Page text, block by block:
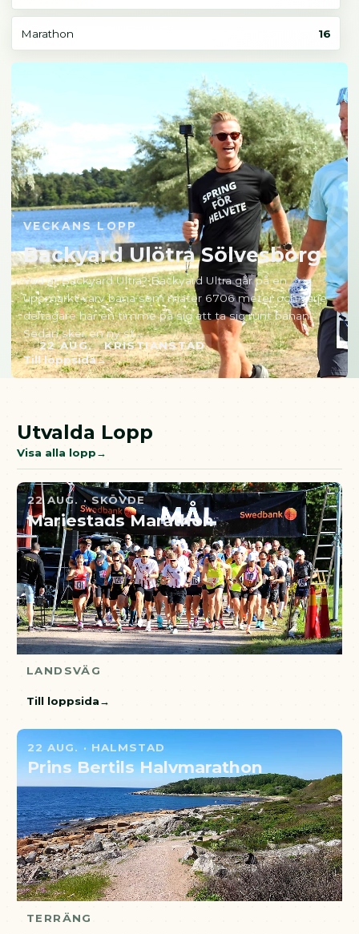
Marathon 16
VECKANS LOPP
22 AUG. KRISTIANSTAD
Backyard Ulötra Sölvesborg
Vad är Backyard Ultra? Backyard Ultra går på en
uppmärkt varv bana som mäter 6706 meter och varje
deltagare har en timme på sig att ta sig runt banan.
Sedan sker en ny st…
Till loppsida
Utvalda Lopp
Visa alla lopp
22 AUG. · SKÖVDE
Mariestads Marathon
LANDSVÄG
Till loppsida
22 AUG. · HALMSTAD
Prins Bertils Halvmarathon
TERRÄNG